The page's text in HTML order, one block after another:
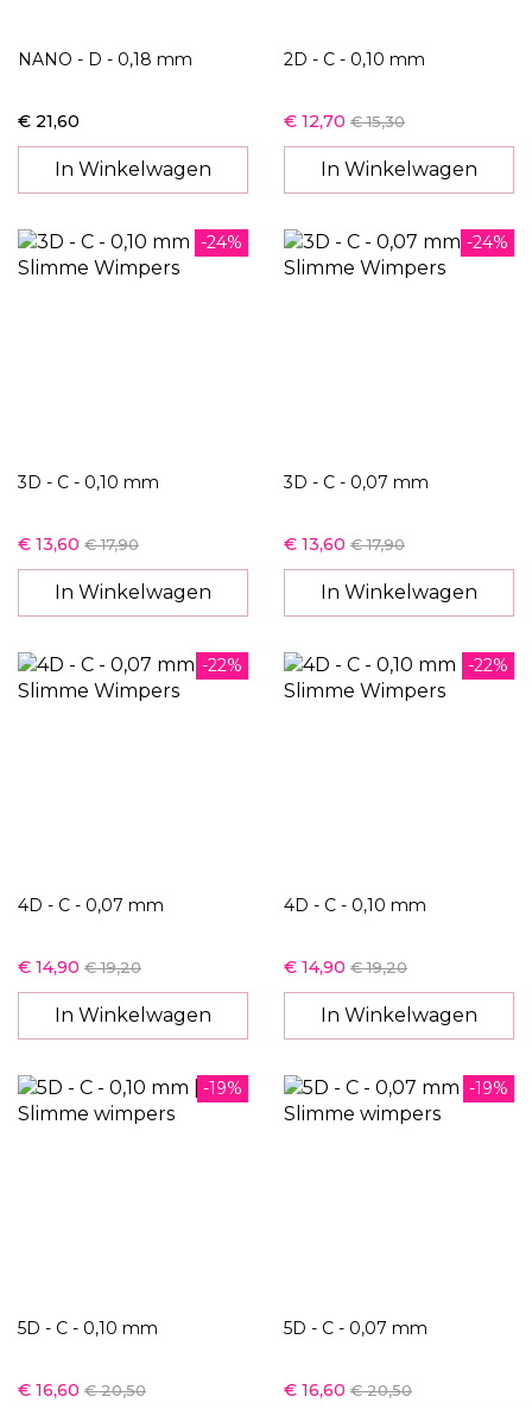
NANO - D - 0,18 mm
€ 21,60
In Winkelwagen
2D - C - 0,10 mm
€ 12,70 € 15,30
In Winkelwagen
-24%
3D - C - 0,10 mm
€ 13,60 € 17,90
In Winkelwagen
-24%
3D - C - 0,07 mm
€ 13,60 € 17,90
In Winkelwagen
-22%
4D - C - 0,07 mm
€ 14,90 € 19,20
In Winkelwagen
-22%
4D - C - 0,10 mm
€ 14,90 € 19,20
In Winkelwagen
-19%
5D - C - 0,10 mm
€ 16,60 € 20,50
-19%
5D - C - 0,07 mm
€ 16,60 € 20,50